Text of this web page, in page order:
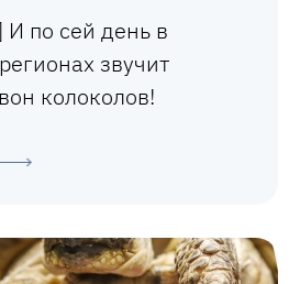
по сей день в
звучит
колоколов!